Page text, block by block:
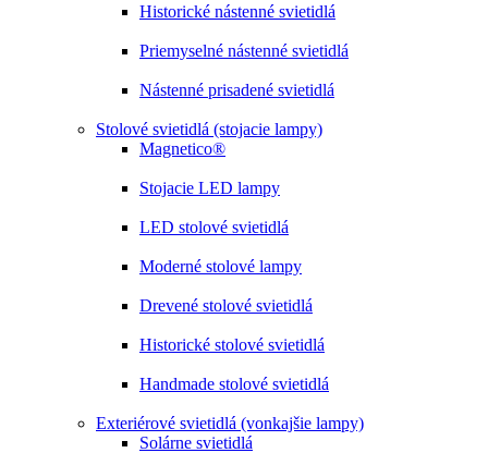
Historické nástenné svietidlá
Priemyselné nástenné svietidlá
Nástenné prisadené svietidlá
Stolové svietidlá (stojacie lampy)
Magnetico®
Stojacie LED lampy
LED stolové svietidlá
Moderné stolové lampy
Drevené stolové svietidlá
Historické stolové svietidlá
Handmade stolové svietidlá
Exteriérové svietidlá (vonkajšie lampy)
Solárne svietidlá